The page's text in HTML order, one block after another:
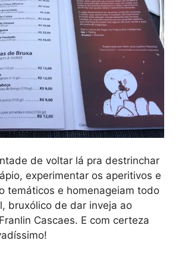
de voltar lá pra destrinchar
experimentar os aperitivos e
temáticos e homenageiam todo
bruxólico de dar inveja ao
Cascaes. E com certeza